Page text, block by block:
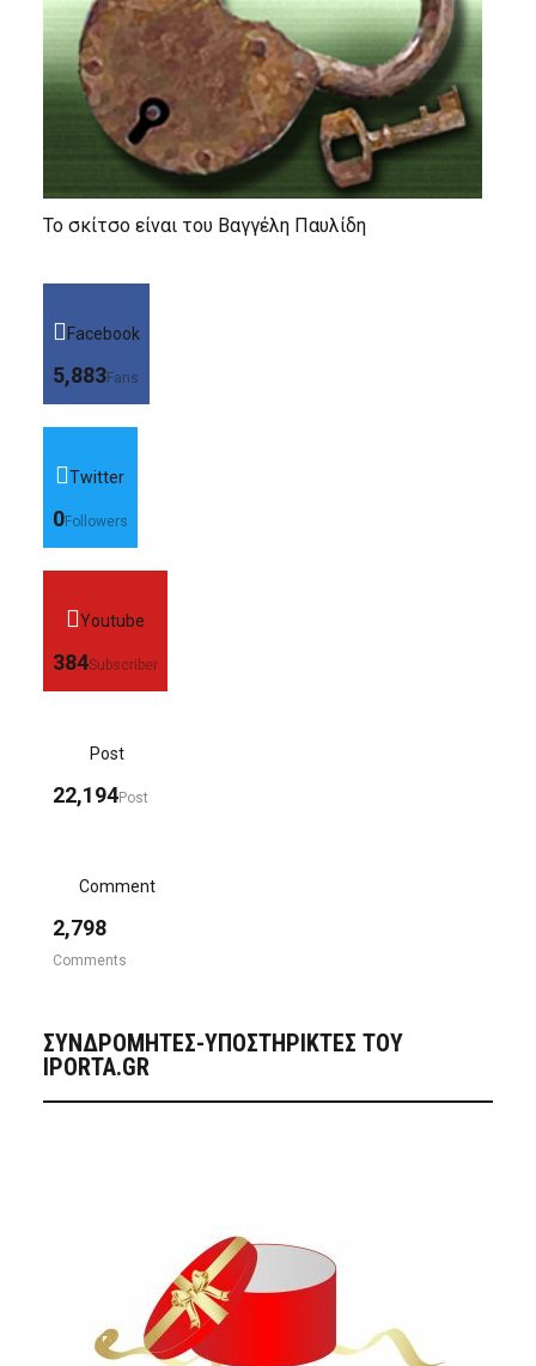
Το σκίτσο είναι του Βαγγέλη Παυλίδη
Facebook
5,883Fans
Twitter
0Followers
Youtube
384Subscriber
Post
22,194Post
Comment
2,798
Comments
ΣΥΝΔΡΟΜΗΤΈΣ-ΥΠΟΣΤΗΡΙΚΤΈΣ ΤΟΥ
IPORTA.GR